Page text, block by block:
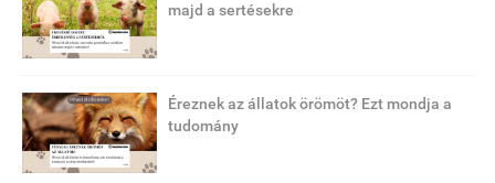
majd a sertésekre
Éreznek az állatok örömöt? Ezt mondja a
tudomány